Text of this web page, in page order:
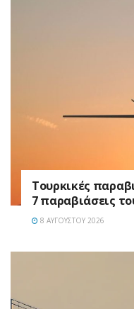
Τουρκικές
7 παραβιάσεις
8 ΑΥΓΟΎΣΤΟΥ 2026